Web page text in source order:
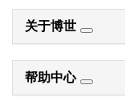
关于博世
帮助中心